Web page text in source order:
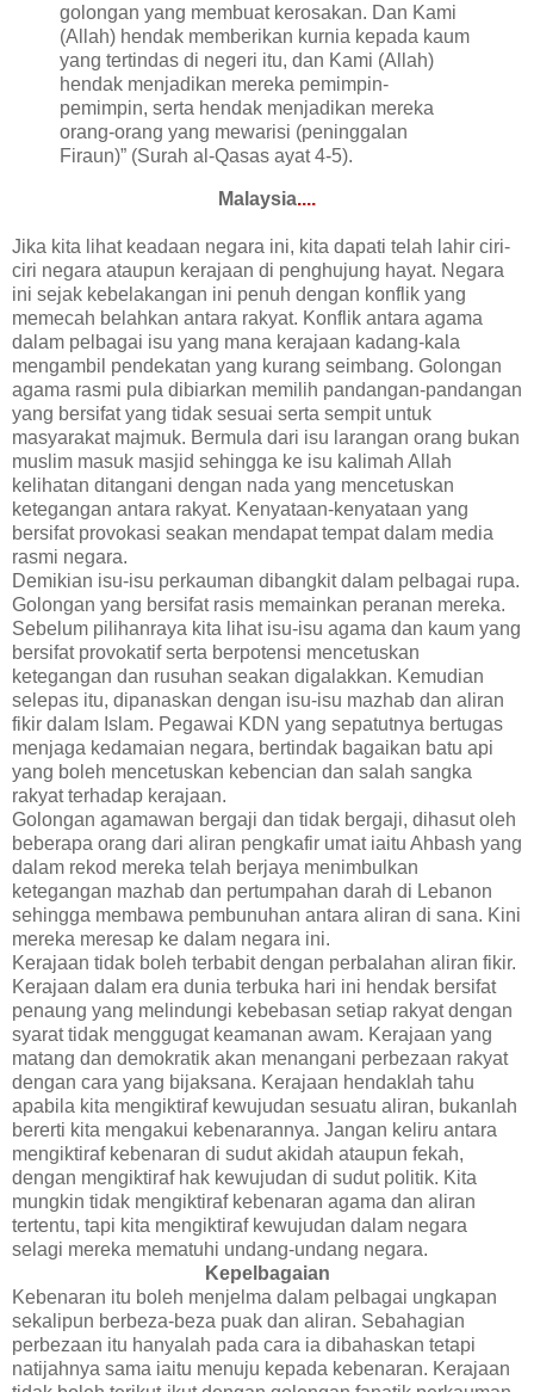
golongan yang membuat kerosakan. Dan Kami
(Allah) hendak memberikan kurnia kepada kaum
yang tertindas di negeri itu, dan Kami (Allah)
hendak menjadikan mereka pemimpin-
pemimpin, serta hendak menjadikan mereka
orang-orang yang mewarisi (peninggalan
Firaun)” (Surah al-Qasas ayat 4-5).
Malaysia....
Jika kita lihat keadaan negara ini, kita dapati telah lahir ciri-
ciri negara ataupun kerajaan di penghujung hayat. Negara
ini sejak kebelakangan ini penuh dengan konflik yang
memecah belahkan antara rakyat. Konflik antara agama
dalam pelbagai isu yang mana kerajaan kadang-kala
mengambil pendekatan yang kurang seimbang. Golongan
agama rasmi pula dibiarkan memilih pandangan-pandangan
yang bersifat yang tidak sesuai serta sempit untuk
masyarakat majmuk. Bermula dari isu larangan orang bukan
muslim masuk masjid sehingga ke isu kalimah Allah
kelihatan ditangani dengan nada yang mencetuskan
ketegangan antara rakyat. Kenyataan-kenyataan yang
bersifat provokasi seakan mendapat tempat dalam media
rasmi negara.
Demikian isu-isu perkauman dibangkit dalam pelbagai rupa.
Golongan yang bersifat rasis memainkan peranan mereka.
Sebelum pilihanraya kita lihat isu-isu agama dan kaum yang
bersifat provokatif serta berpotensi mencetuskan
ketegangan dan rusuhan seakan digalakkan. Kemudian
selepas itu, dipanaskan dengan isu-isu mazhab dan aliran
fikir dalam Islam. Pegawai KDN yang sepatutnya bertugas
menjaga kedamaian negara, bertindak bagaikan batu api
yang boleh mencetuskan kebencian dan salah sangka
rakyat terhadap kerajaan.
Golongan agamawan bergaji dan tidak bergaji, dihasut oleh
beberapa orang dari aliran pengkafir umat iaitu Ahbash yang
dalam rekod mereka telah berjaya menimbulkan
ketegangan mazhab dan pertumpahan darah di Lebanon
sehingga membawa pembunuhan antara aliran di sana. Kini
mereka meresap ke dalam negara ini.
Kerajaan tidak boleh terbabit dengan perbalahan aliran fikir.
Kerajaan dalam era dunia terbuka hari ini hendak bersifat
penaung yang melindungi kebebasan setiap rakyat dengan
syarat tidak menggugat keamanan awam. Kerajaan yang
matang dan demokratik akan menangani perbezaan rakyat
dengan cara yang bijaksana. Kerajaan hendaklah tahu
apabila kita mengiktiraf kewujudan sesuatu aliran, bukanlah
bererti kita mengakui kebenarannya. Jangan keliru antara
mengiktiraf kebenaran di sudut akidah ataupun fekah,
dengan mengiktiraf hak kewujudan di sudut politik. Kita
mungkin tidak mengiktiraf kebenaran agama dan aliran
tertentu, tapi kita mengiktiraf kewujudan dalam negara
selagi mereka mematuhi undang-undang negara.
Kepelbagaian
Kebenaran itu boleh menjelma dalam pelbagai ungkapan
sekalipun berbeza-beza puak dan aliran. Sebahagian
perbezaan itu hanyalah pada cara ia dibahaskan tetapi
natijahnya sama iaitu menuju kepada kebenaran. Kerajaan